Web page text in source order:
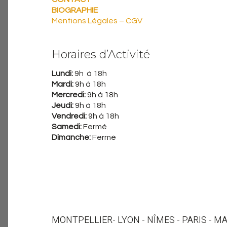
BIOGRAPHIE
Mentions Légales – CGV
Horaires d’Activité
Lundi:9h à 18h
Mardi:9h à 18h
Mercredi:9h à 18h
Jeudi:9h à 18h
Vendredi:9h à 18h
Samedi:Fermé
Dimanche:Fermé
MONTPELLIER- LYON - NÎMES - PARIS -